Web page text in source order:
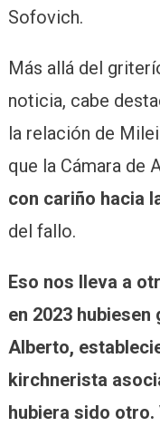
Sofovich.
Más allá del
noticia, cabe
la relación de
que la Cámara de
con cariño hacia
del fallo.
Eso nos lleva a
en 2023
Alberto,
kirchnerista
hubiera sido otro.